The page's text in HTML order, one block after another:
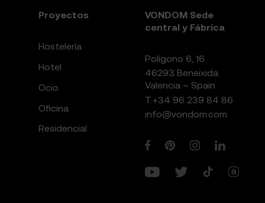
Proyectos
Hostelería
Hotel
Ocio
Oficina
Residencial
VONDOM Sede
central y Fábrica
Polígono 6, 16
46293 Beneixida.
Valencia – Spain
T. +34 96 239 84 86
info@vondom.com